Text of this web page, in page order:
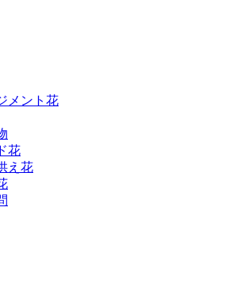
メント花
花
え花